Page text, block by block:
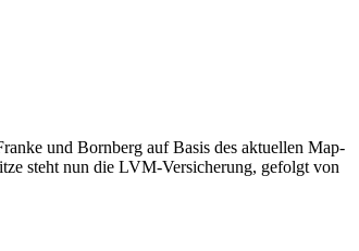
und Bornberg auf Basis des aktuellen Map-
steht nun die LVM-Versicherung, gefolgt von